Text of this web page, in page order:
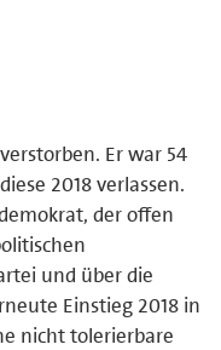
Er war 54
2018 verlassen.
der offen
und über die
Einstieg 2018 in
nicht tolerierbare